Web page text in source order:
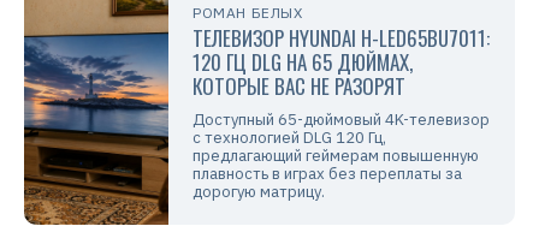
РОМАН БЕЛЫХ
ТЕЛЕВИЗОР HYUNDAI H-LED65BU7011:
120 ГЦ DLG НА 65 ДЮЙМАХ,
КОТОРЫЕ ВАС НЕ РАЗОРЯТ
Доступный 65-дюймовый 4K-телевизор
с технологией DLG 120 Гц,
предлагающий геймерам повышенную
плавность в играх без переплаты за
дорогую матрицу.